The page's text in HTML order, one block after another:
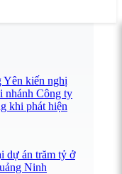
Yên kiến nghị
nhánh Công ty
khi phát hiện
dự án trăm tỷ ở
Ninh